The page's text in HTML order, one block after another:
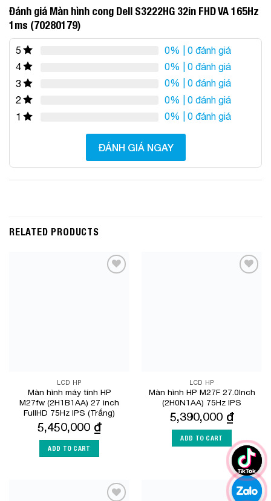
Đánh giá Màn hình cong Dell S3222HG 32in FHD VA 165Hz
1ms (70280179)
5 0% | 0 đánh giá
4
0% | 0 đánh giá
3
0% | 0 đánh giá
2
0% | 0 đánh giá
1
0% | 0 đánh giá
ĐÁNH GIÁ NGAY
RELATED PRODUCTS
LCD HP
Màn hình máy tính HP
M27fw (2H1B1AA) 27 inch
FullHD 75Hz IPS (Trắng)
5,450,000 ₫
ADD TO CART
LCD HP
Màn hình HP M27F 27.0Inch
(2H0N1AA) 75Hz IPS
5,390,000 ₫
ADD TO CART